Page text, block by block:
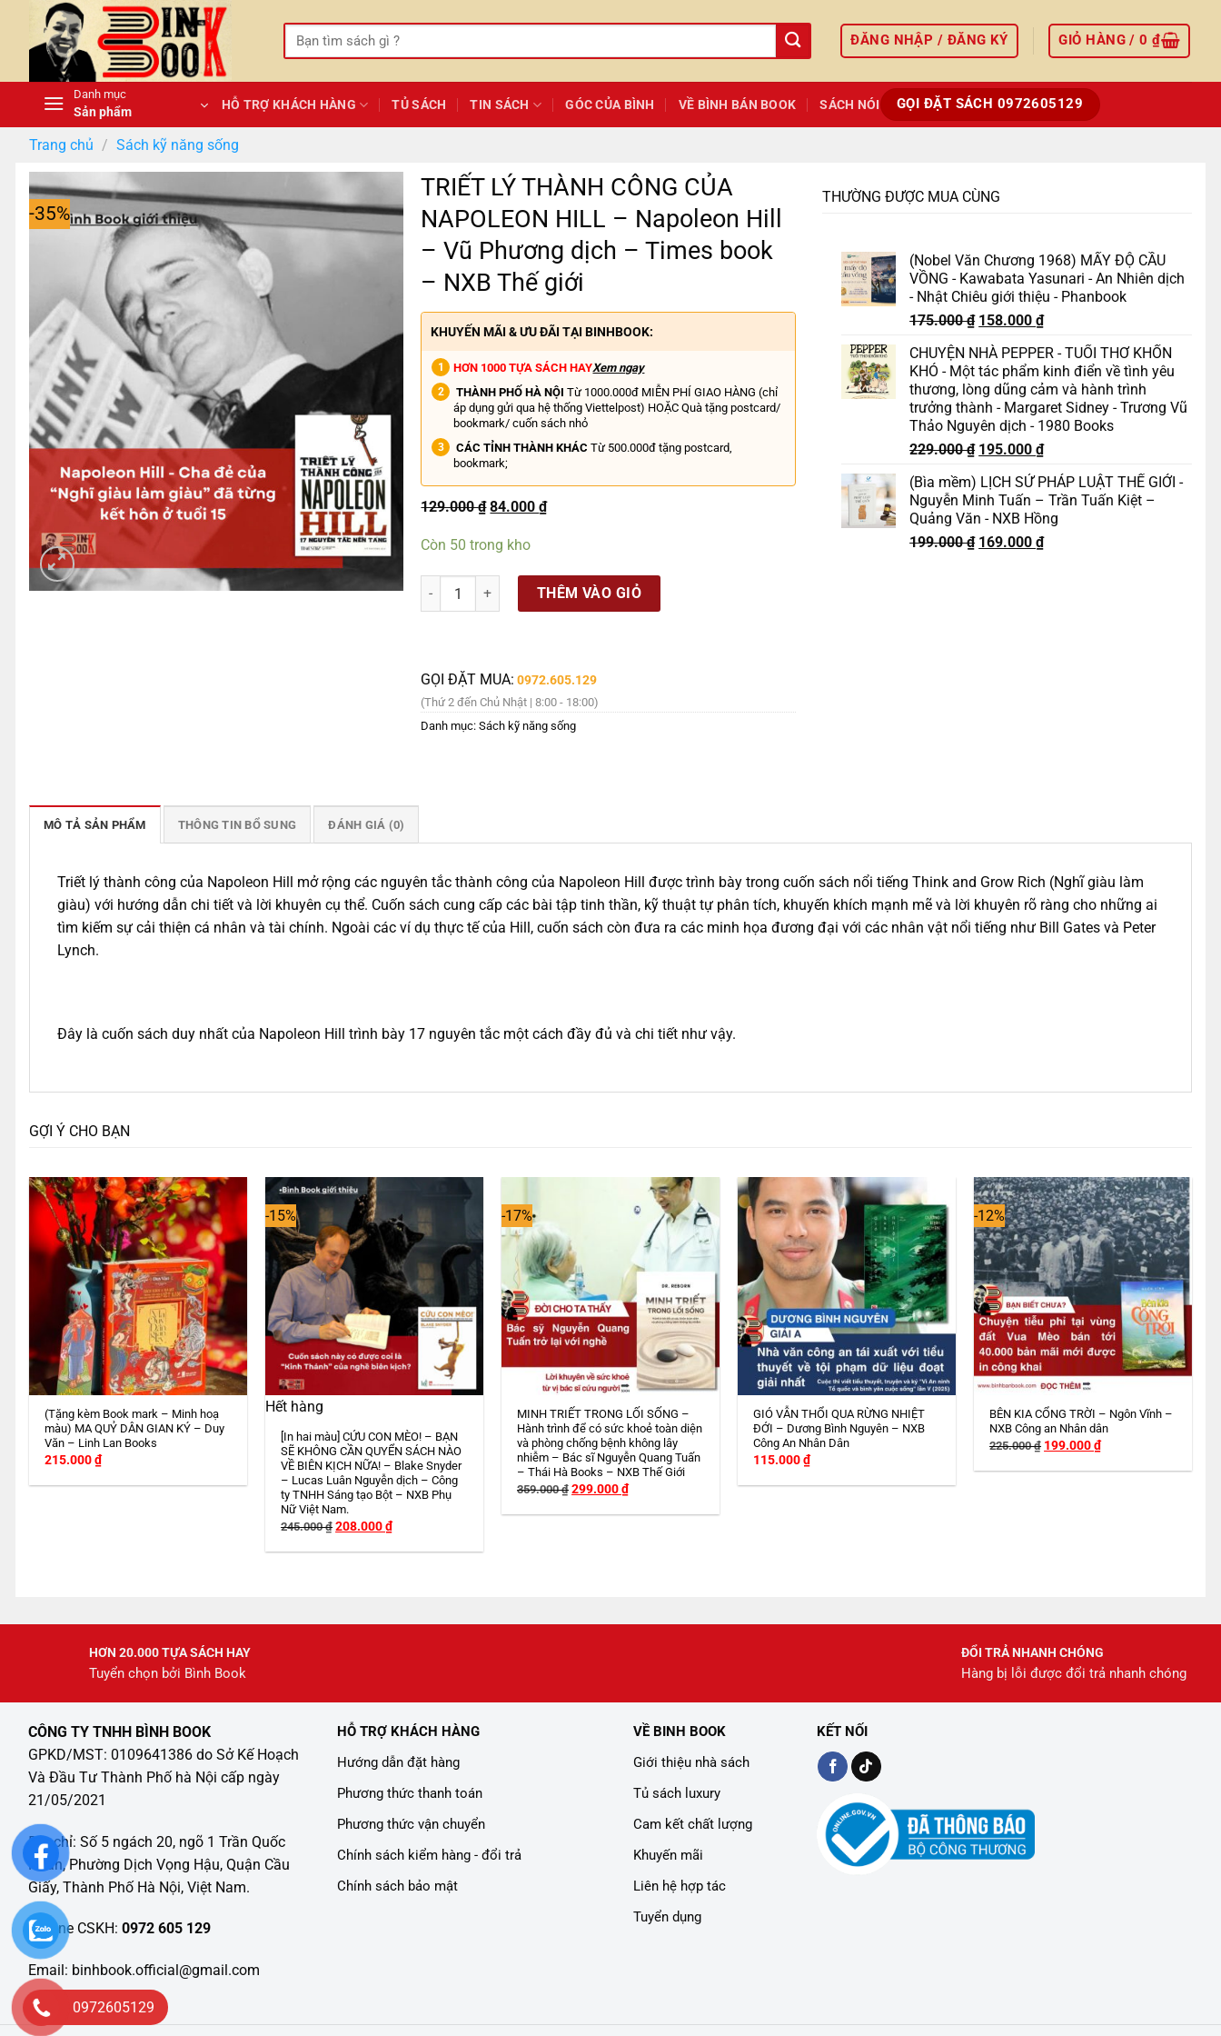
dung
Tìm
kiếm:
ĐĂNG NHẬP / ĐĂNG KÝ GIỎ HÀNG /0₫
Danh mục
Sản phẩm HỖ TRỢ KHÁCH HÀNG TỦ SÁCH TIN SÁCH GÓC CỦA BÌNH VỀ BÌNH BÁN BOOK SÁCH NÓI GỌI ĐẶT SÁCH 0972605129
Trang chủ / Sách kỹ năng sống
-35%
TRIẾT LÝ THÀNH CÔNG CỦA
NAPOLEON HILL – Napoleon Hill
– Vũ Phương dịch – Times book
– NXB Thế giới
KHUYẾN MÃI & ƯU ĐÃI TẠI BINHBOOK:
HƠN 1000 TỰA SÁCH HAYXem ngay
THÀNH PHỐ HÀ NỘI Từ 1000.000đ MIỄN PHÍ GIAO HÀNG (chỉ
áp dụng gửi qua hệ thống Viettelpost) HOẶC Quà tặng postcard/
bookmark/ cuốn sách nhỏ
CÁC TỈNH THÀNH KHÁC Từ 500.000đ tặng postcard,
bookmark;
129.000₫Giá
129.000 ₫.
84.000₫Giá
Còn 50 trong kho
TRIẾT LÝ THÀNH CÔNG CỦA NAPOLEON HILL – Napoleon Hill – Vũ Phương dịch – Times book – NXB Thế giới số lượng
THÊM VÀO GIỎ
GỌI ĐẶT MUA: 0972.605.129
(Thứ 2 đến Chủ Nhật | 8:00 - 18:00)
Danh mục:Sách kỹ năng sống
THƯỜNG ĐƯỢC MUA CÙNG
(Nobel Văn Chương 1968) MẤY ĐỘ CẦU
VỒNG - Kawabata Yasunari - An Nhiên dịch
- Nhật Chiêu giới thiệu - Phanbook
175.000₫ Giá
là:
175.000 ₫.
158.000₫Giá
tại
là:
158.000 ₫.
CHUYỆN NHÀ PEPPER - TUỔI THƠ KHỐN
KHÓ - Một tác phẩm kinh điển về tình yêu
thương, lòng dũng cảm và hành trình
trưởng thành - Margaret Sidney - Trương Vũ
Thảo Nguyên dịch - 1980 Books
229.000₫ Giá
là:
229.000 ₫.
195.000₫Giá
tại
là:
195.000 ₫.
(Bìa mềm) LỊCH SỬ PHÁP LUẬT THẾ GIỚI -
Nguyễn Minh Tuấn – Trần Tuấn Kiệt –
Quảng Văn - NXB Hồng
199.000₫ Giá
169.000₫Giá
MÔ TẢ SẢN PHẨM THÔNG TIN BỔ SUNG ĐÁNH GIÁ (0)
Triết lý thành công của Napoleon Hill mở rộng các nguyên tắc thành công của Napoleon Hill được trình bày trong cuốn sách nổi tiếng Think and Grow Rich (Nghĩ giàu làm
giàu) với hướng dẫn chi tiết và lời khuyên cụ thể. Cuốn sách cung cấp các bài tập tinh thần, kỹ thuật tự phân tích, khuyến khích mạnh mẽ và lời khuyên rõ ràng cho những ai
tìm kiếm sự cải thiện cá nhân và tài chính. Ngoài các ví dụ thực tế của Hill, cuốn sách còn đưa ra các minh họa đương đại với các nhân vật nổi tiếng như Bill Gates và Peter
Lynch.
Đây là cuốn sách duy nhất của Napoleon Hill trình bày 17 nguyên tắc một cách đầy đủ và chi tiết như vậy.
GỢI Ý CHO BẠN
(Tặng kèm Book mark – Minh hoạ
màu) MA QUỶ DÂN GIAN KÝ – Duy
Văn – Linh Lan Books
215.000₫
-15%
Hết hàng
[In hai màu] CỨU CON MÈO! – BẠN
SẼ KHÔNG CẦN QUYỂN SÁCH NÀO
VỀ BIÊN KỊCH NỮA! – Blake Snyder
– Lucas Luân Nguyễn dịch – Công
ty TNHH Sáng tạo Bột – NXB Phụ
Nữ Việt Nam.
245.000₫ Giá
gốc
là:
208.000₫Giá
hiện
tại
-17%
MINH TRIẾT TRONG LỐI SỐNG –
Hành trình để có sức khoẻ toàn diện
và phòng chống bệnh không lây
nhiễm – Bác sĩ Nguyễn Quang Tuấn
– Thái Hà Books – NXB Thế Giới
359.000₫ Giá
gốc
là:
299.000₫Giá
hiện
tại
GIÓ VẪN THỔI QUA RỪNG NHIỆT
ĐỚI – Dương Bình Nguyên – NXB
Công An Nhân Dân
115.000₫
-12%
BÊN KIA CỔNG TRỜI – Ngôn Vĩnh –
NXB Công an Nhân dân
225.000₫ Giá
gốc
là:
199.000₫Giá
hiện
tại
HƠN 20.000 TỰA SÁCH HAY
Tuyển chọn bởi Bình Book
ĐỔI TRẢ NHANH CHÓNG
Hàng bị lỗi được đổi trả nhanh chóng
CÔNG TY TNHH BÌNH BOOK
GPKD/MST: 0109641386 do Sở Kế Hoạch
Và Đầu Tư Thành Phố hà Nội cấp ngày
21/05/2021
Địa chỉ: Số 5 ngách 20, ngõ 1 Trần Quốc
Hoàn, Phường Dịch Vọng Hậu, Quận Cầu
Giấy, Thành Phố Hà Nội, Việt Nam.
Hotline CSKH: 0972 605 129
Email: binhbook.official@gmail.com
HỖ TRỢ KHÁCH HÀNG
Hướng dẫn đặt hàng
Phương thức thanh toán
Phương thức vận chuyển
Chính sách kiểm hàng - đổi trả
Chính sách bảo mật
VỀ BINH BOOK
Giới thiệu nhà sách
Tủ sách luxury
Cam kết chất lượng
Khuyến mãi
Liên hệ hợp tác
Tuyển dụng
KẾT NỐI
0972605129